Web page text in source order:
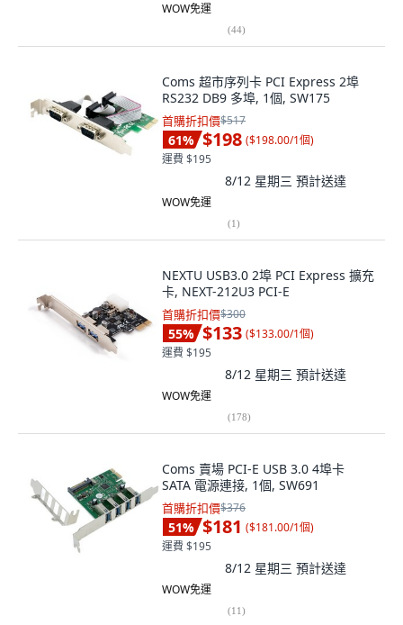
WOW免運
(44)
Coms 超市序列卡 PCI Express 2埠
RS232 DB9 多埠, 1個, SW175
首購折扣價$517
61% $198 ($198.00/1個)
運費 $195
8/12 星期三 預計送達
WOW免運
(1)
NEXTU USB3.0 2埠 PCI Express 擴充
卡, NEXT-212U3 PCI-E
首購折扣價$300
55% $133 ($133.00/1個)
運費 $195
8/12 星期三 預計送達
WOW免運
(178)
Coms 賣場 PCI-E USB 3.0 4埠卡
SATA 電源連接, 1個, SW691
首購折扣價$376
51% $181 ($181.00/1個)
運費 $195
8/12 星期三 預計送達
WOW免運
(11)